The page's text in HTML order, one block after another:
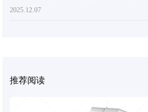
2025.12.07
推荐阅读